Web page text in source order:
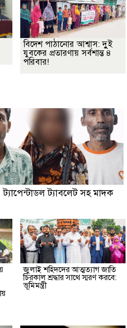
বিদেশ পাঠানোর আশ্বাস: দুুই
যুবকের প্রতারণায় সর্বশান্ত ৪
পরিবার!
ট্যাবলেট সহ মাদক
জুলাই শহিদদের আত্মত্যাগ জাতি
চিরকাল শ্রদ্ধার সাথে স্মরণ করবে:
ভূমিমন্ত্রী